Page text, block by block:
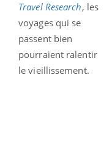
Travel Research, les
voyages qui se
passent bien
pourraient ralentir
le vieillissement.